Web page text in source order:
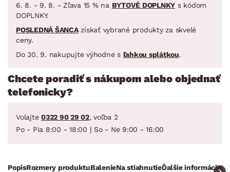
6. 8. - 9. 8. - Zľava 15 % na BYTOVÉ DOPLNKY s kódom
DOPLNKY.
POSLEDNÁ ŠANCAzískať vybrané produkty za skvelé
ceny.
Do 30. 9. nakupujte výhodne s ľahkou splátkou.
Chcete poradiť s nákupom alebo objednať
telefonicky?
Volajte 0322 90 29 02, voľba 2
Po - Pia 8:00 - 18:00 | So - Ne 9:00 - 16:00
PopisRozmery produktuBalenieNa stiahnutieĎalšie informácie